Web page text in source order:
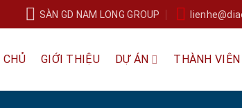
SÀN GD NAM LONG GROUP
CHỦ GIỚI THIỆU DỰ ÁN THÀNH VIÊN